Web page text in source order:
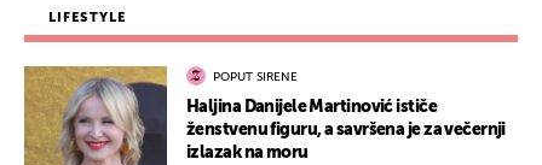
LIFESTYLE
POPUT SIRENE
Haljina Danijele Martinović ističe
ženstvenu figuru, a savršena je za večernji
izlazak na moru